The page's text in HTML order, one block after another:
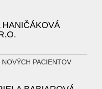
HANIČÁKOVÁ
PACIENTOV